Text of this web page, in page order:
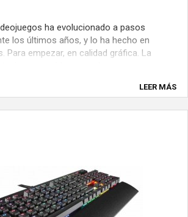
ha evolucionado a pasos
los últimos años, y lo ha hecho en
Para empezar, en calidad gráfica. La
LEER MÁS